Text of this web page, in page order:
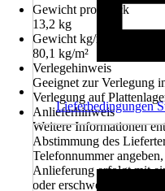
Gewicht pro Stück
13,2 kg
Gewicht kg/m²
80,1 kg/m²
Verlegehinweis
Geeignet zur Verlegung
Verlegung auf
Anlieferhinweis
Weitere Informationen
Abstimmung des
Telefonnummer
Anlieferung erfolgt mit
oder erschwerter
Lieferbedingungen